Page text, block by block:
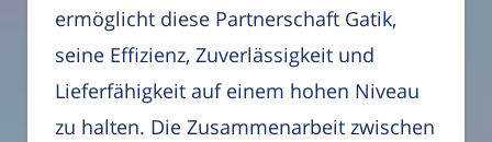
ermöglicht diese Partnerschaft Gatik,
seine Effizienz, Zuverlässigkeit und
Lieferfähigkeit auf einem hohen Niveau
zu halten. Die Zusammenarbeit zwischen